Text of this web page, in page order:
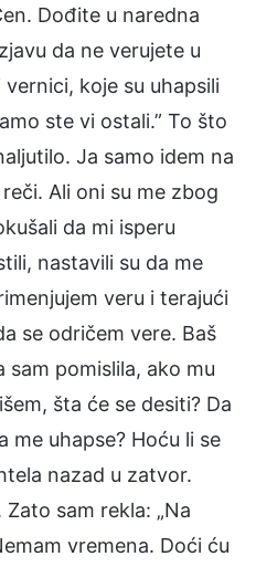
Dođite u naredna
da ne verujete u
koje su uhapsili
ste vi ostali.” To što
Ja samo idem na
Ali oni su me zbog
da mi isperu
nastavili su da me
veru i terajući
se odričem vere. Baš
sam pomislila, ako mu
šta će se desiti? Da
me uhapse? Hoću li se
nazad u zatvor.
sam rekla: „Na
vremena. Doći ću